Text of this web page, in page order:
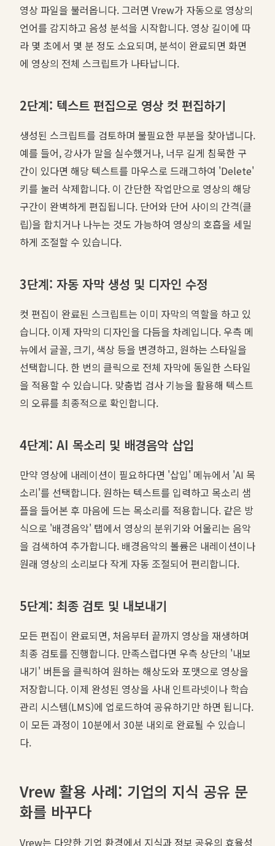
영상 파일을 불러옵니다. 그러면 Vrew가 자동으로 영상의
언어를 감지하고 음성 분석을 시작합니다. 영상 길이에 따
라 몇 초에서 몇 분 정도 소요되며, 분석이 완료되면 화면
에 영상의 전체 스크립트가 나타납니다.
2단계: 텍스트 편집으로 영상 컷 편집하기
생성된 스크립트를 검토하며 불필요한 부분을 찾아냅니다.
예를 들어, 강사가 말을 실수했거나, 너무 길게 침묵한 구
간이 있다면 해당 텍스트를 마우스로 드래그하여 'Delete'
키를 눌러 삭제합니다. 이 간단한 작업만으로 영상의 해당
구간이 완벽하게 편집됩니다. 단어와 단어 사이의 간격(클
립)을 합치거나 나누는 것도 가능하여 영상의 호흡을 세밀
하게 조절할 수 있습니다.
3단계: 자동 자막 생성 및 디자인 수정
컷 편집이 완료된 스크립트는 이미 자막의 역할을 하고 있
습니다. 이제 자막의 디자인을 다듬을 차례입니다. 우측 메
뉴에서 글꼴, 크기, 색상 등을 변경하고, 원하는 스타일을
선택합니다. 한 번의 클릭으로 전체 자막에 동일한 스타일
을 적용할 수 있습니다. 맞춤법 검사 기능을 활용해 텍스트
의 오류를 최종적으로 확인합니다.
4단계: AI 목소리 및 배경음악 삽입
만약 영상에 내레이션이 필요하다면 '삽입' 메뉴에서 'AI 목
소리'를 선택합니다. 원하는 텍스트를 입력하고 목소리 샘
플을 들어본 후 마음에 드는 목소리를 적용합니다. 같은 방
식으로 '배경음악' 탭에서 영상의 분위기와 어울리는 음악
을 검색하여 추가합니다. 배경음악의 볼륨은 내레이션이나
원래 영상의 소리보다 작게 자동 조절되어 편리합니다.
5단계: 최종 검토 및 내보내기
모든 편집이 완료되면, 처음부터 끝까지 영상을 재생하며
최종 검토를 진행합니다. 만족스럽다면 우측 상단의 '내보
내기' 버튼을 클릭하여 원하는 해상도와 포맷으로 영상을
저장합니다. 이제 완성된 영상을 사내 인트라넷이나 학습
관리 시스템(LMS)에 업로드하여 공유하기만 하면 됩니다.
이 모든 과정이 10분에서 30분 내외로 완료될 수 있습니
다.
Vrew 활용 사례: 기업의 지식 공유 문
화를 바꾸다
Vrew는 다양한 기업 환경에서 지식과 정보 공유의 효율성